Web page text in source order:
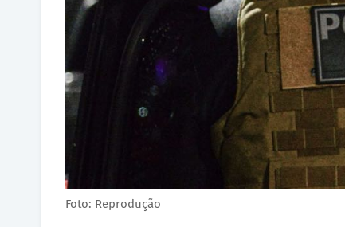
Foto: Reprodução